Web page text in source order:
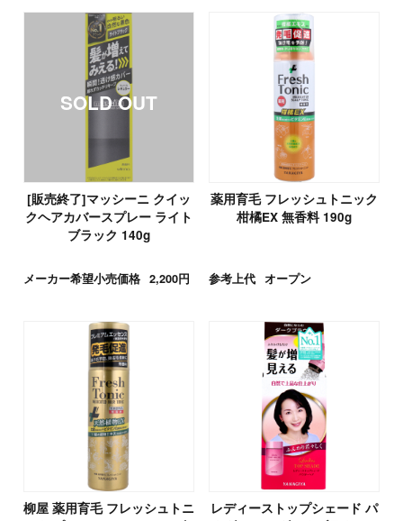
[販売終了]マッシーニ クイッ
クヘアカバースプレー ライト
ブラック 140g
メーカー希望小売価格 2,200円
薬用育毛 フレッシュトニック
柑橘EX 無香料 190g
参考上代 オープン
柳屋 薬用育毛 フレッシュトニ
レディーストップシェード パ